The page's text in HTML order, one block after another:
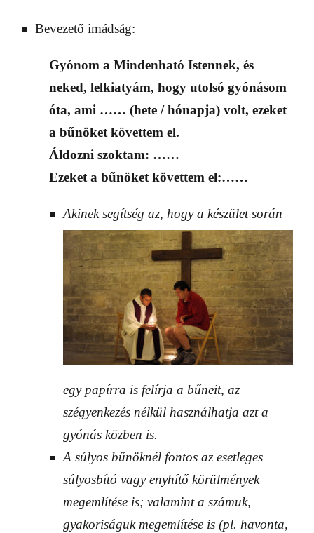
Bevezető imádság:
Gyónom a Mindenható Istennek, és
neked, lelkiatyám, hogy utolsó gyónásom
óta, ami …… (hete / hónapja) volt, ezeket
a bűnöket követtem el.
Áldozni szoktam: ……
Ezeket a bűnöket követtem el:……
Akinek segítség az, hogy a készület során
egy papírra is felírja a bűneit, az
szégyenkezés nélkül használhatja azt a
gyónás közben is.
A súlyos bűnöknél fontos az esetleges
súlyosbító vagy enyhítő körülmények
megemlítése is; valamint a számuk,
gyakoriságuk megemlítése is (pl. havonta,